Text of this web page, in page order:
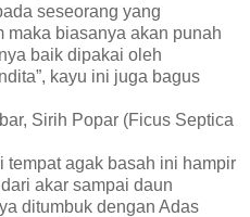
seseorang yang
maka biasanya akan punah
baik dipakai oleh
kayu ini juga bagus
Sirih Popar (Ficus Septica
tempat agak basah ini hampir
akar sampai daun
ditumbuk dengan Adas